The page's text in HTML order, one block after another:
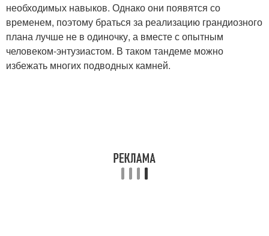
необходимых навыков. Однако они появятся со
временем, поэтому браться за реализацию грандиозного
плана лучше не в одиночку, а вместе с опытным
человеком-энтузиастом. В таком тандеме можно
избежать многих подводных камней.